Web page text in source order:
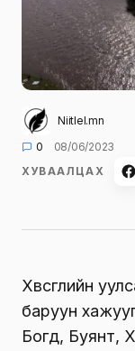
Niitlel.mn
0
08/06/2023
ХУВААЛЦАХ
Хөвсгөлийн
баруун
Богд, Буянт,